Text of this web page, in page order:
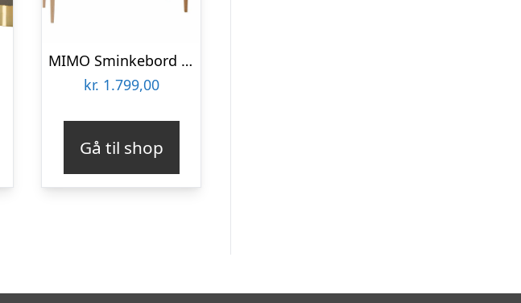
MIMO Sminkebord med spejl – 85x35cm Petrolblå
kr. 1.799,00
Gå til shop